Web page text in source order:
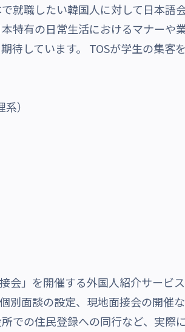
就職したい韓国人に対して日本語
特有の日常生活におけるマナーや
待しています。 TOSが学生の集客を
）
会」を開催する外国人紹介サービス
別面談の設定、現地面接会の開催な
での住民登録への同行など、実際に